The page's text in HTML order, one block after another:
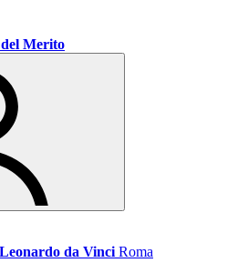
Merito
Leonardo da Vinci Roma